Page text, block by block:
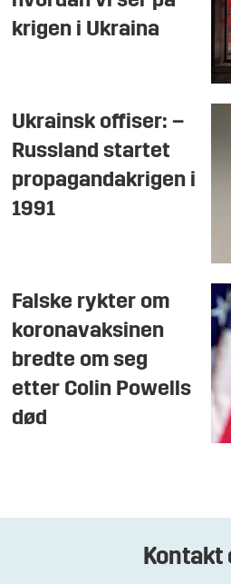
krigen i Ukraina
Ukrainsk offiser: –
Russland startet
propagandakrigen i
1991
Falske rykter om
koronavaksinen
bredte om seg
etter Colin Powells
død
Kontakt